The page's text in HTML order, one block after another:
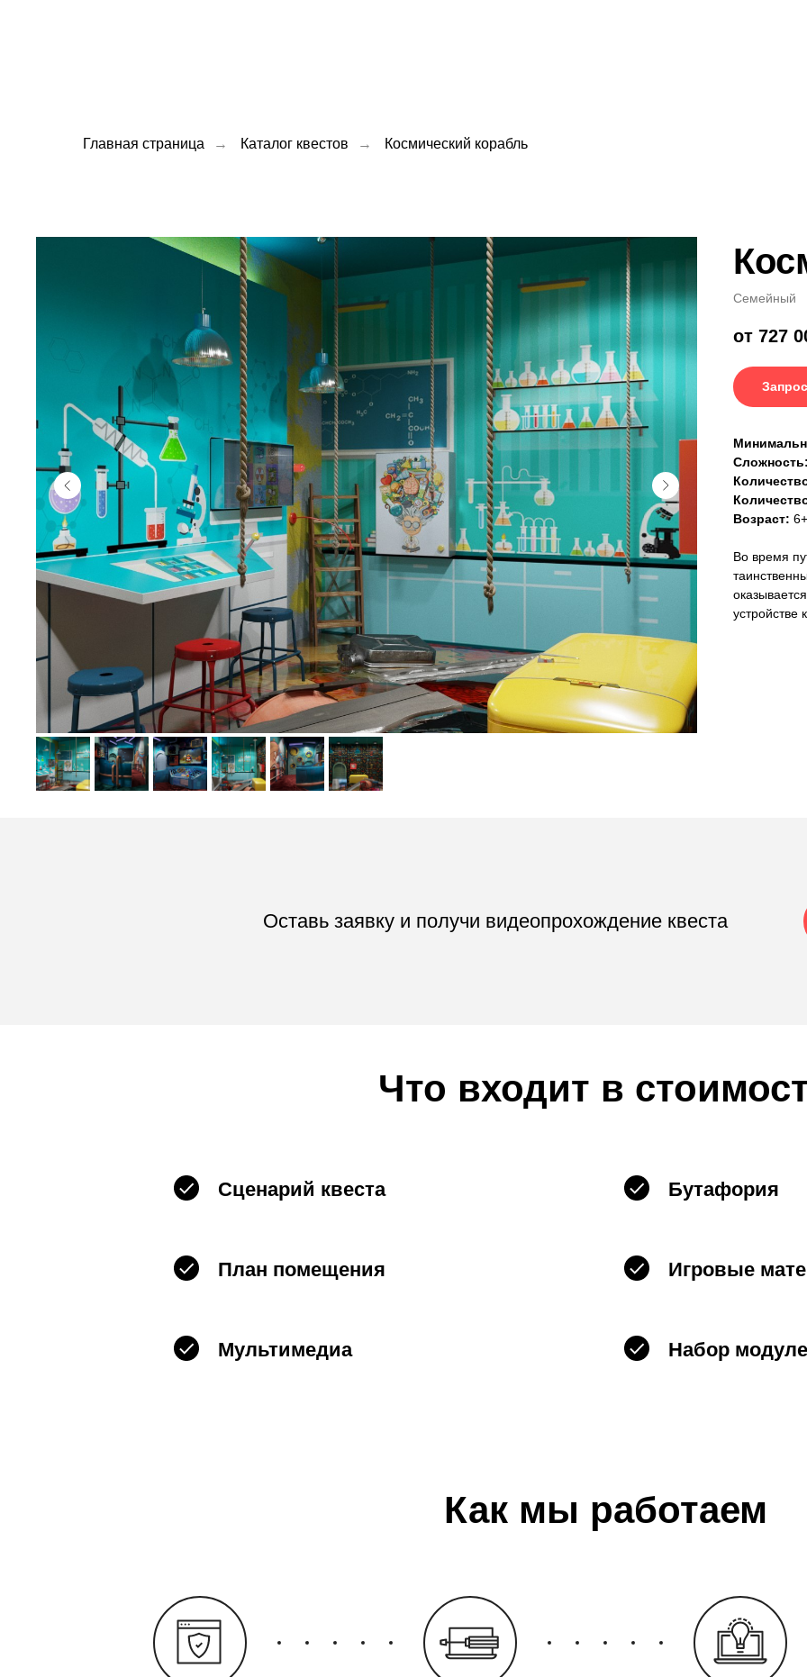
Главная страница → Каталог квестов → Космический корабль
Семейный
от 727
Сложность:
Возраст: 6+
Во время
устройстве
Оставь заявку и получи видеопрохождение квеста
Что входит в
Сценарий квеста Бутафория
План помещения Игровые
Мультимедиа Набор
Как мы работаем